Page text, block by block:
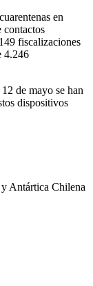
en
fiscalizaciones
4.246
de mayo se han
dispositivos
Antártica Chilena